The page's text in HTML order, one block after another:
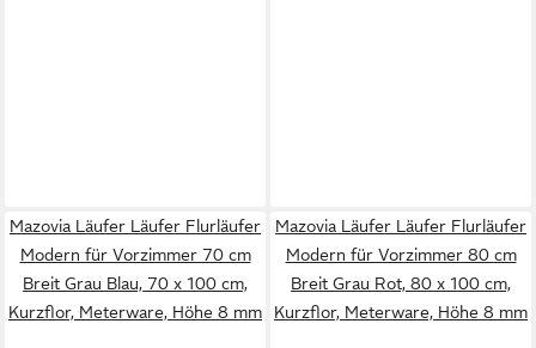
Mazovia Läufer Läufer Flurläufer
Modern für Vorzimmer 70 cm
Breit Grau Blau, 70 x 100 cm,
Kurzflor, Meterware, Höhe 8 mm
Mazovia Läufer Läufer Flurläufer
Modern für Vorzimmer 80 cm
Breit Grau Rot, 80 x 100 cm,
Kurzflor, Meterware, Höhe 8 mm